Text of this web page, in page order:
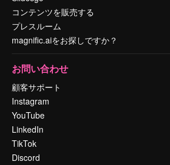
コンテンツを販売する
プレスルーム
magnific.aiをお探しですか？
お問い合わせ
顧客サポート
Instagram
YouTube
LinkedIn
TikTok
Discord